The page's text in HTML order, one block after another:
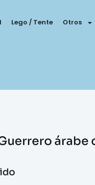
Lego / Tente Otros
árabe